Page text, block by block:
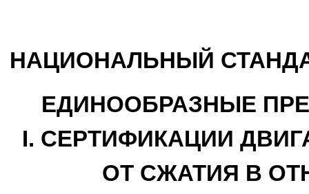
НАЦИОНАЛЬНЫЙ
ЕДИНООБРАЗНЫЕ
I. СЕРТИФИКАЦИИ
ОТ СЖАТИЯ В